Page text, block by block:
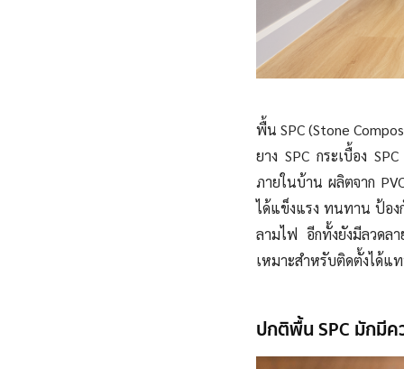
พื้น SPC (Stone
ยาง SPC กระเบื้อง
ภายในบ้าน ผลิตจาก
ได้แข็งแรง ทนทาน ป้อ
ลามไฟ อีกทั้งยังมีลวด
เหมาะสำหรับติดตั้งได้
ปกติพื้น SPC มักมีค